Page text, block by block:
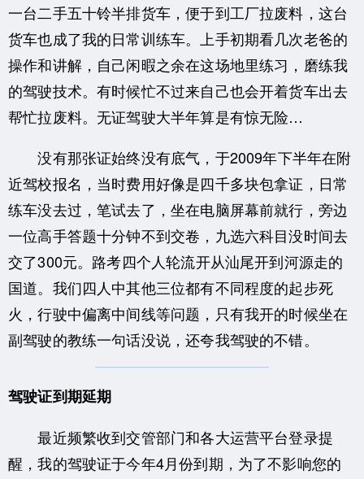
一台二手五十铃半排货车，便于到工厂拉废料，这台
货车也成了我的日常训练车。上手初期看几次老爸的
操作和讲解，自己闲暇之余在这场地里练习，磨练我
的驾驶技术。有时候忙不过来自己也会开着货车出去
帮忙拉废料。无证驾驶大半年算是有惊无险…
没有那张证始终没有底气，于2009年下半年在附
近驾校报名，当时费用好像是四千多块包拿证，日常
练车没去过，笔试去了，坐在电脑屏幕前就行，旁边
一位高手答题十分钟不到交卷，九选六科目没时间去
交了300元。路考四个人轮流开从汕尾开到河源走的
国道。我们四人中其他三位都有不同程度的起步死
火，行驶中偏离中间线等问题，只有我开的时候坐在
副驾驶的教练一句话没说，还夸我驾驶的不错。
驾驶证到期延期
最近频繁收到交管部门和各大运营平台登录提
醒，我的驾驶证于今年4月份到期，为了不影响您的